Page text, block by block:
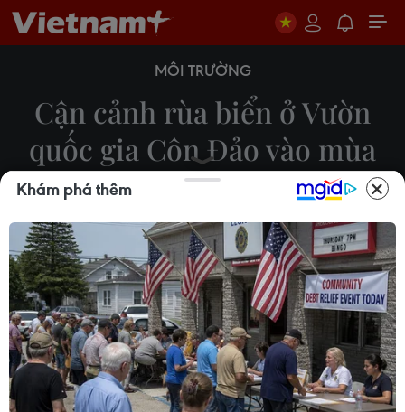
MÔI TRƯỜNG
Cận cảnh rùa biển ở Vườn
quốc gia Côn Đảo vào mùa
sinh sản
12/04/2023 08:02
Hằng năm, vào mùa sinh sản, loài Rùa xanh
(Chelonia mydas) hay còn gọi là Vích, từ các đại
dương xa xôi tìm về nơi sinh sản của chúng ở Vườn
quốc gia Côn Đảo.
Khám phá thêm